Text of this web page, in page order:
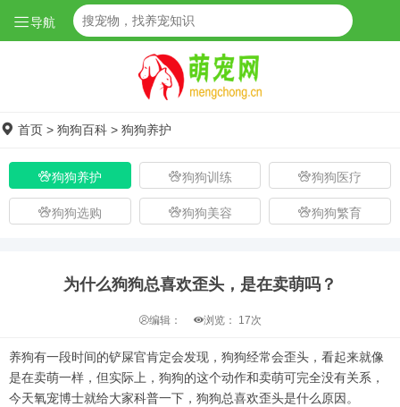
导航
首页 > 狗狗百科 > 狗狗养护
狗狗养护 狗狗训练 狗狗医疗
狗狗选购 狗狗美容 狗狗繁育
为什么狗狗总喜欢歪头，是在卖萌吗？
编辑： 浏览： 17次
养狗有一段时间的铲屎官肯定会发现，狗狗经常会歪头，看起来就像
是在卖萌一样，但实际上，狗狗的这个动作和卖萌可完全没有关系，
今天氧宠博士就给大家科普一下，狗狗总喜欢歪头是什么原因。